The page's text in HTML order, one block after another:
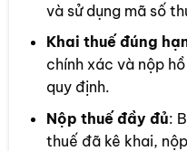
và sử dụng mã số
Khai thuế đúng
chính xác và nộp
quy định.
Nộp thuế đầy đủ:
thuế đã kê khai,